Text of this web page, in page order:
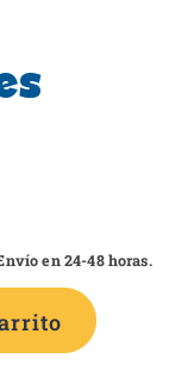
en 24-48 horas.